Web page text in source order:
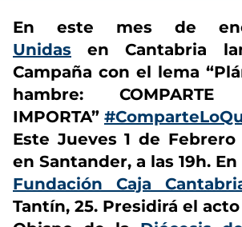
En este mes de
Unidas en Cantabria
Campaña con el lema
hambre:
IMPORTA” #
Este Jueves 1 de
en Santander, a las 19h. En
Fundación Caja
Tantín, 25. Presidirá el